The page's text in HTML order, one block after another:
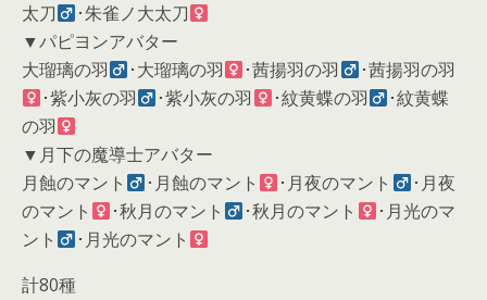
太刀
･朱雀ノ大太刀
▼パピヨンアバター
大瑠璃の羽
･大瑠璃の羽 ･茜揚羽の羽
･茜揚羽の羽
･紫小灰の羽
･紫小灰の羽 ･紋黄蝶の羽
･紋黄蝶
の羽
▼月下の魔導士アバター
月蝕のマント
･月蝕のマント ･月夜のマント
･月夜
のマント
･秋月のマント ･秋月のマント
･月光のマ
ント
･月光のマント
計80種